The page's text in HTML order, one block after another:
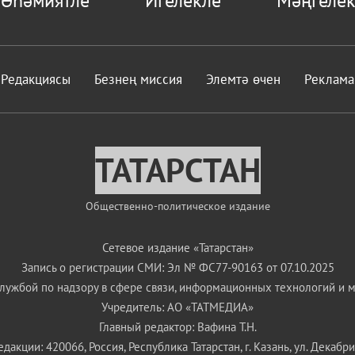
Редакциясы Безнең миссия Элемтә өчен Реклама
ТАТАРСТАН
Общественно-политическое издание
Сетевое издание «Татарстан»
Запись о регистрации СМИ: Эл № ФС77-90163 от 07.10.2025
по надзору в сфере связи, информационных технологий и
Учредитель: АО «ТАТМЕДИА»
Главный редактор: Вафина Т.Н.
420066, Россия, Республика Татарстан, г. Казань, ул.